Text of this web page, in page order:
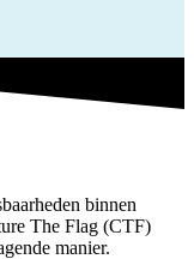
binnen
The Flag (CTF)
manier.